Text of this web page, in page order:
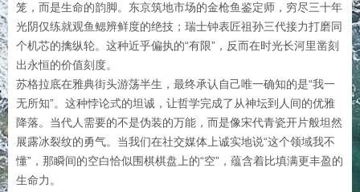
笼，而是生命的韵脚。东京筑地市场的金枪鱼鉴定师，穷尽三十年
光阴仅练就观鱼鳃辨鲜度的绝技；瑞士钟表匠祖孙三代接力打磨同
个机芯的擒纵轮。这种近乎偏执的“有限”，反而在时光长河里凿刻
出永恒的价值刻度。
苏格拉底在雅典街头游荡半生，最终承认自己唯一确知的是“我一
无所知”。这种悖论式的坦诚，让哲学完成了从神坛到人间的优雅
降落。当代人需要的不是伪装的万能，而是像宋代青瓷开片般坦然
展露冰裂纹的勇气。当我们在社交媒体上诚实地说“这个领域我不
懂”，那瞬间的空白恰似围棋棋盘上的“空”，蕴含着比填满更丰盈的
生命力。